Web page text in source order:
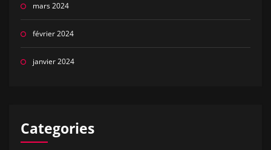
mars 2024
février 2024
janvier 2024
Categories